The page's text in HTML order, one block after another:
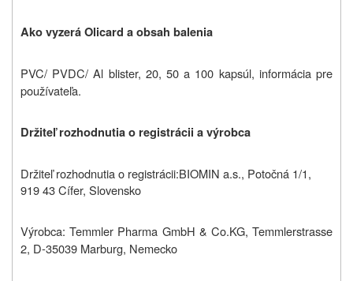
Ako vyzeráOlicard a obsah balenia
PVC/ PVDC/ Al blister, 20, 50 a 100 kapsúl, informácia pre
používateľa.
Držiteľ rozhodnutia o registrácii a výrobca
Držiteľ rozhodnutia o registrácii:BIOMIN a.s., Potočná 1/1,
919 43 Cífer, Slovensko
Výrobca: Temmler Pharma GmbH & Co.KG, Temmlerstrasse
2, D-35039 Marburg, Nemecko